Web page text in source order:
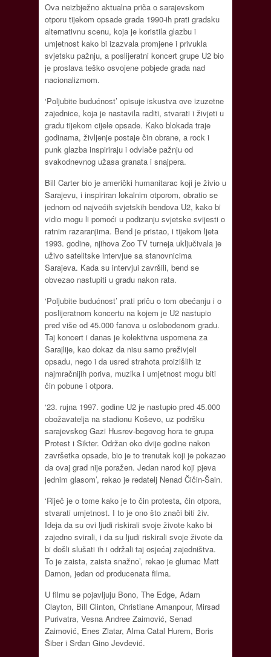
Ova neizbježno aktualna priča o sarajevskom
otporu tijekom opsade grada 1990-ih prati gradsku
alternativnu scenu, koja je koristila glazbu i
umjetnost kako bi izazvala promjene i privukla
svjetsku pažnju, a poslijeratni koncert grupe U2 bio
je proslava teško osvojene pobjede grada nad
nacionalizmom.
‘Poljubite budućnost’ opisuje iskustva ove izuzetne
zajednice, koja je nastavila raditi, stvarati i živjeti u
gradu tijekom cijele opsade. Kako blokada traje
godinama, življenje postaje čin obrane, a rock i
punk glazba inspiriraju i odvlače pažnju od
svakodnevnog užasa granata i snajpera.
Bill Carter bio je američki humanitarac koji je živio u
Sarajevu, i inspiriran lokalnim otporom, obratio se
jednom od najvećih svjetskih bendova U2, kako bi
vidio mogu li pomoći u podizanju svjetske svijesti o
ratnim razaranjima. Bend je pristao, i tijekom ljeta
1993. godine, njihova Zoo TV turneja uključivala je
uživo satelitske intervjue sa stanovnicima
Sarajeva. Kada su intervjui završili, bend se
obvezao nastupiti u gradu nakon rata.
‘Poljubite budućnost’ prati priču o tom obećanju i o
poslijeratnom koncertu na kojem je U2 nastupio
pred više od 45.000 fanova u oslobođenom gradu.
Taj koncert i danas je kolektivna uspomena za
Sarajlije, kao dokaz da nisu samo preživjeli
opsadu, nego i da usred strahota proizišlih iz
najmračnijih poriva, muzika i umjetnost mogu biti
čin pobune i otpora.
‘23. rujna 1997. godine U2 je nastupio pred 45.000
obožavatelja na stadionu Koševo, uz podršku
sarajevskog Gazi Husrev-begovog hora te grupa
Protest i Sikter. Održan oko dvije godine nakon
završetka opsade, bio je to trenutak koji je pokazao
da ovaj grad nije poražen. Jedan narod koji pjeva
jednim glasom’, rekao je redatelj Nenad Čičin-Šain.
‘Riječ je o tome kako je to čin protesta, čin otpora,
stvarati umjetnost. I to je ono što znači biti živ.
Ideja da su ovi ljudi riskirali svoje živote kako bi
zajedno svirali, i da su ljudi riskirali svoje živote da
bi došli slušati ih i održali taj osjećaj zajedništva.
To je zaista, zaista snažno’, rekao je glumac Matt
Damon, jedan od producenata filma.
U filmu se pojavljuju Bono, The Edge, Adam
Clayton, Bill Clinton, Christiane Amanpour, Mirsad
Purivatra, Vesna Andree Zaimović, Senad
Zaimović, Enes Zlatar, Alma Catal Hurem, Boris
Šiber i Srđan Gino Jevđević.